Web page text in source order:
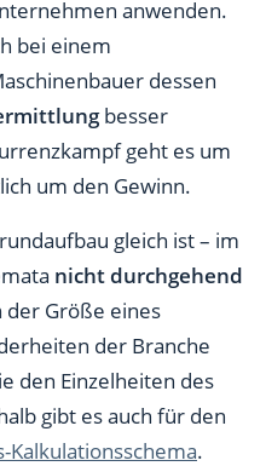
anwenden.
bei einem
dessen
besser
geht es um
um den Gewinn.
gleich ist – im
nicht durchgehend
der Größe eines
der Branche
den Einzelheiten des
gibt es auch für den
Kalkulationsschema.